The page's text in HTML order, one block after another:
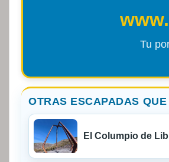
Tu
OTRAS ESCAPADAS
El Columpio de